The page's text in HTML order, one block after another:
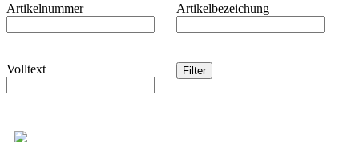
Artikelnummer Artikelbezeichung
Volltext